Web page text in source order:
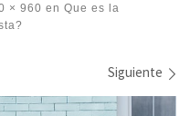
× 960 en Que es la
Siguiente